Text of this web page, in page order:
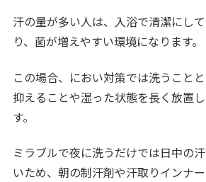
汗の量が多い人は、入浴で清潔にし
り、菌が増えやすい環境になります。
この場合、におい対策では洗うこと
抑えることや湿った状態を長く放置
す。
ミラブルで夜に洗うだけでは日中の
いため、朝の制汗剤や汗取りインナ